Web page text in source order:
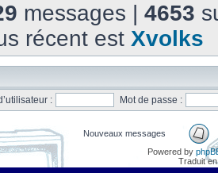
messages | 4653
récent est Xvolks
:
Mot de passe :
Nouveaux messages
Powered by
Traduit